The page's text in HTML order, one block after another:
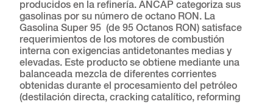
producidos en la refinería. ANCAP categoriza sus
gasolinas por su número de octano RON. La
Gasolina Super 95 (de 95 Octanos RON) satisface
requerimientos de los motores de combustión
interna con exigencias antidetonantes medias y
elevadas. Este producto se obtiene mediante una
balanceada mezcla de diferentes corrientes
obtenidas durante el procesamiento del petróleo
(destilación directa, cracking catalítico, reforming